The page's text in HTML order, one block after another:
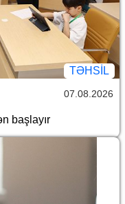
TƏHSIL
07.08.2026
başlayır